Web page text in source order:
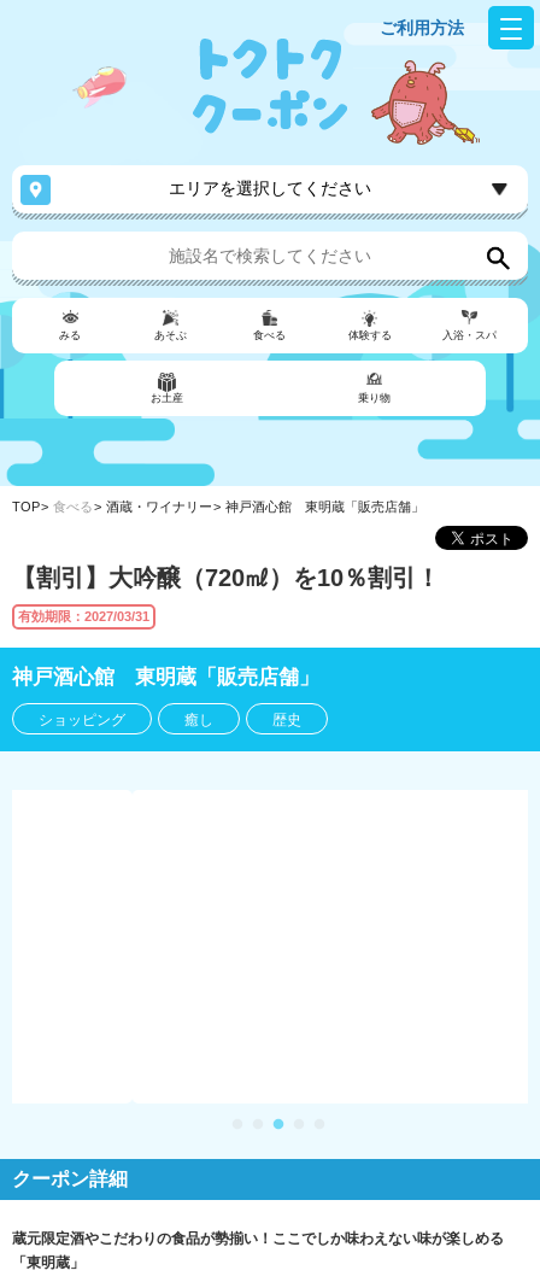
ご利用方法
エリアを選択してください
みる あそぶ 食べる 体験する 入浴・スパ
お土産 乗り物
TOP 食べる 酒蔵・ワイナリー 神戸酒心館 東明蔵「販売店舗」
【割引】大吟醸（720㎖）を10％割引！
有効期限：2027/03/31
神戸酒心館 東明蔵「販売店舗」
ショッピング 癒し 歴史
クーポン詳細
蔵元限定酒やこだわりの食品が勢揃い！ここでしか味わえない味が楽しめる
「東明蔵」